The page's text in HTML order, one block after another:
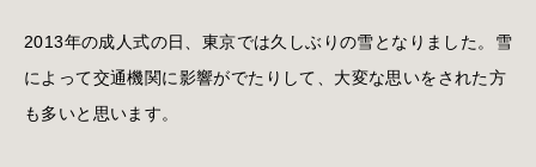
2013年の成人式の日、東京では久しぶりの雪となりました。雪
によって交通機関に影響がでたりして、大変な思いをされた方
も多いと思います。